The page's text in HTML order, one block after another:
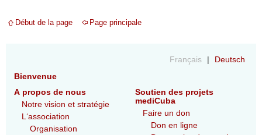
Début de la page Page principale
Français
Deutsch
Bienvenue
A propos de nous
Notre vision et stratégie
L‘association
Organisation
Soutien des projets
mediCuba
Faire un don
Don en ligne